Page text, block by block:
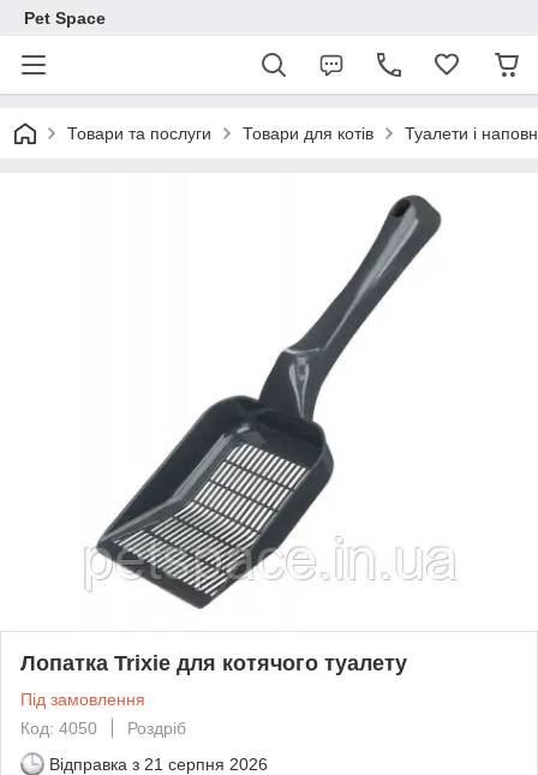
Pet Space
Товари та послуги Товари для котів Туалети і
Лопатка Trixie для котячого туалету
Під замовлення
Код: 4050
Роздріб
Відправка з 21 серпня 2026